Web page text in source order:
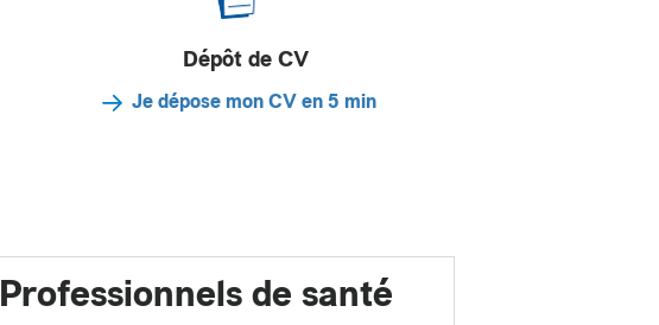
Dépôt de CV
Je dépose mon CV en 5 min
Professionnels de santé